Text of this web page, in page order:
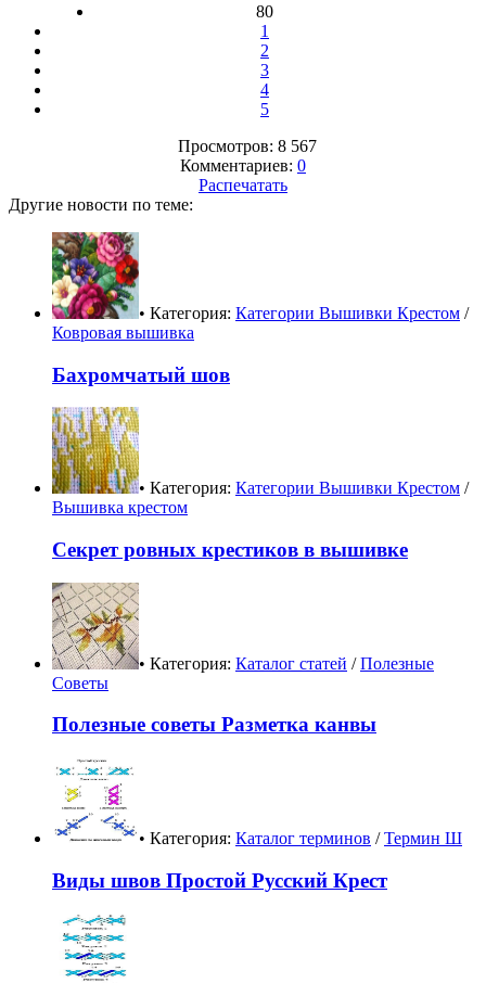
80
1
2
3
4
5
Просмотров: 8 567
Комментариев: 0
Распечатать
Другие новости по теме:
• Категория: Категории Вышивки Крестом /
Ковровая вышивка
Бахромчатый шов
• Категория: Категории Вышивки Крестом /
Вышивка крестом
Секрет ровных крестиков в вышивке
• Категория: Каталог статей /Полезные
Советы
Полезные советы Разметка канвы
• Категория: Каталог терминов /Термин Ш
Виды швов Простой Русский Крест